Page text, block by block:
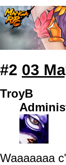
#2 03
TroyB
Waaaaaaa